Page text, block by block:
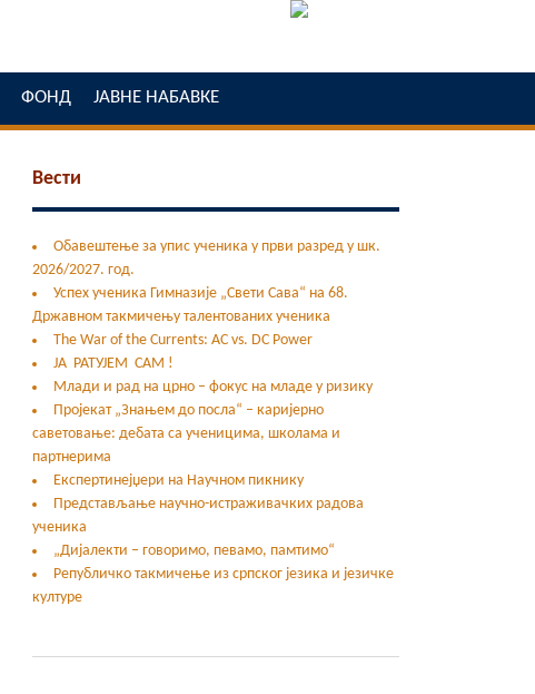
ФОНД ЈАВНЕ НАБАВКЕ
Вести
Обавештење за упис ученика у први разред у шк.
2026/2027. год.
Успех ученика Гимназије „Свети Сава“ на 68.
Државном такмичењу талентованих ученика
The War of the Currents: AC vs. DC Power
ЈА РАТУЈЕМ САМ !
Млади и рад на црно – фокус на младе у ризику
Пројекат „Знањем до посла“ – каријерно
саветовање: дебата са ученицима, школама и
партнерима
Експертинејџери на Научном пикнику
Представљање научно-истраживачких радова
ученика
„Дијалекти – говоримо, певамо, памтимо“
Републичко такмичење из српског језика и језичке
културе